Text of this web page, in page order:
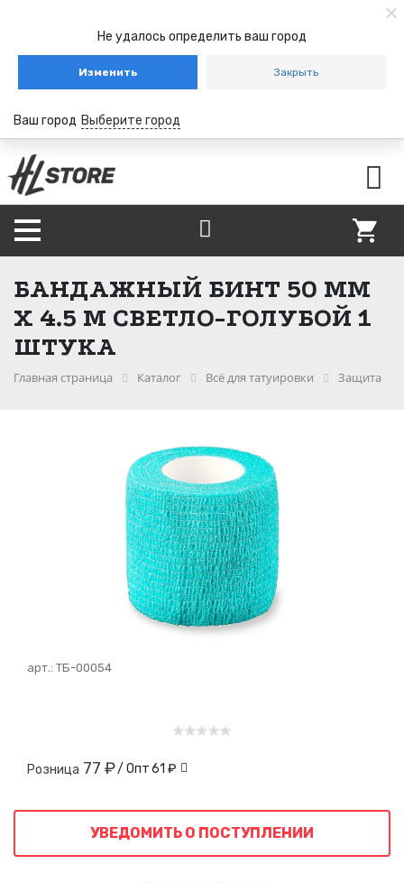
Не удалось определить ваш город
Изменить Закрыть
Ваш город Выберите город
БАНДАЖНЫЙ БИНТ 50 ММ
Х 4.5 М СВЕТЛО-ГОЛУБОЙ 1
ШТУКА
Главная страница Каталог Всё для татуировки Защита
арт.: ТБ-00054
Розница 77 ₽/ Опт61 ₽
УВЕДОМИТЬ О ПОСТУПЛЕНИИ